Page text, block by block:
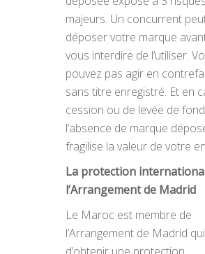
majeurs. Un concurrent
déposer votre marque
vous interdire de l’utiliser.
pouvez pas agir en
sans titre enregistré. Et en
cession ou de levée de
l’absence de marque
fragilise la valeur de votre
La protection
l’Arrangement de Madrid
Le Maroc est membre de
l’Arrangement de Madrid